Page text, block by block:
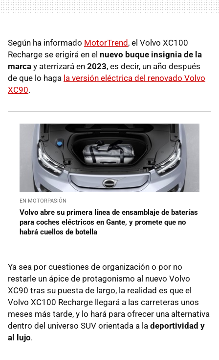
Según ha informado MotorTrend, el Volvo XC100
Recharge se erigirá en el nuevo buque insignia de la
marca y aterrizará en 2023, es decir, un año después
de que lo haga la versión eléctrica del renovado Volvo
XC90.
EN MOTORPASIÓN
Volvo abre su primera línea de ensamblaje de baterías
para coches eléctricos en Gante, y promete que no
habrá cuellos de botella
Ya sea por cuestiones de organización o por no
restarle un ápice de protagonismo al nuevo Volvo
XC90 tras su puesta de largo, la realidad es que el
Volvo XC100 Recharge llegará a las carreteras unos
meses más tarde, y lo hará para ofrecer una alternativa
dentro del universo SUV orientada a la deportividad y
al lujo.